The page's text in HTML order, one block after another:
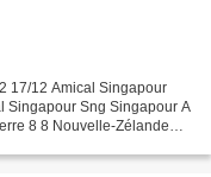
17/12 Amical Singapour
Singapour Sng Singapour A
8 8 Nouvelle-Zélande